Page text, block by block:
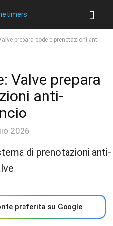
prepara code e prenotazioni anti-
Valve prepara
anti-
2026
preferita su Google